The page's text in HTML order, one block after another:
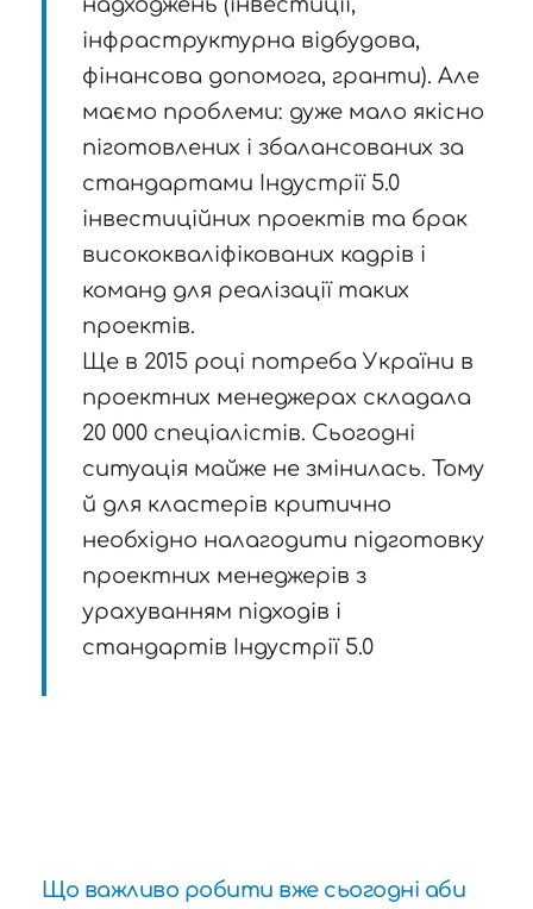
інфраструктурна відбудова,
фінансова допомога, гранти). Але
маємо проблеми: дуже мало якісно
піготовлених і збалансованих за
стандартами Індустрії 5.0
інвестиційних проектів та брак
висококваліфікованих кадрів і
команд для реалізації таких
проектів.
Ще в 2015 році потреба України в
проектних менеджерах складала
20 000 спеціалістів. Сьогодні
ситуація майже не змінилась. Тому
й для кластерів критично
необхідно налагодити підготовку
проектних менеджерів з
урахуванням підходів і
стандартів Індустрії 5.0
Що важливо робити вже сьогодні аби